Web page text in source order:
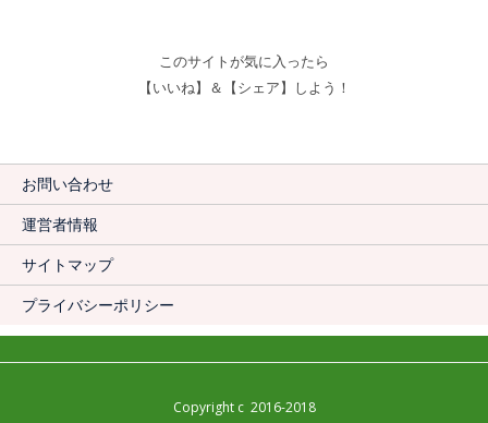
このサイトが気に入ったら
【いいね】＆【シェア】しよう！
お問い合わせ
運営者情報
サイトマップ
プライバシーポリシー
Copyright c 2016-2018